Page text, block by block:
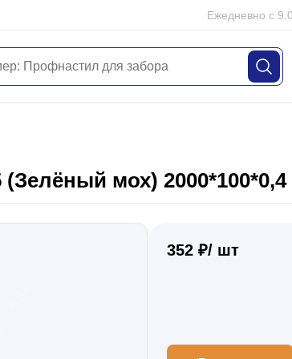
Ежедневно с
мох) 2000*100*0,4
352 ₽/ шт